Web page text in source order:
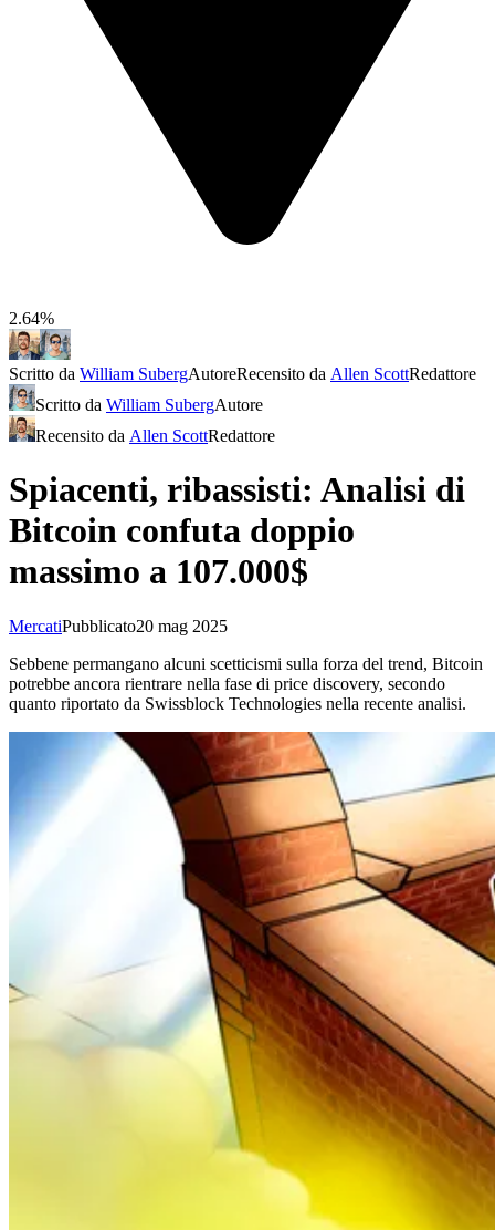
2.64%
Scritto da William SubergAutoreRecensito da Allen ScottRedattore
Scritto da William SubergAutore
Recensito da Allen ScottRedattore
Spiacenti, ribassisti: Analisi di
Bitcoin confuta doppio
massimo a 107.000$
MercatiPubblicato20 mag 2025
Sebbene permangano alcuni scetticismi sulla forza del trend, Bitcoin
potrebbe ancora rientrare nella fase di price discovery, secondo
quanto riportato da Swissblock Technologies nella recente analisi.